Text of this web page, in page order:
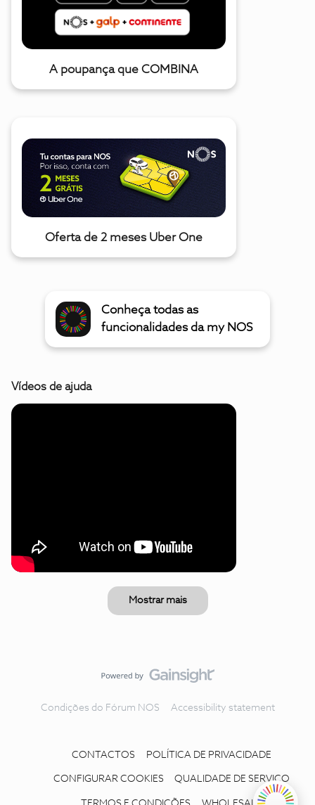
A poupança que COMBINA
Oferta de 2 meses Uber One
Conheça todas as
funcionalidades da my NOS
Vídeos de ajuda
Mostrar mais
Condições do Fórum NOS Accessibility statement
CONTACTOS POLÍTICA DE PRIVACIDADE
CONFIGURAR COOKIES QUALIDADE DE SERVIÇO